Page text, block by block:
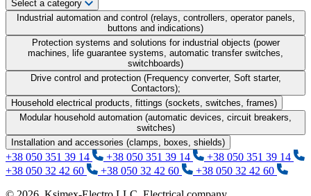
Select a category
Industrial automation and control (relays, controllers, operator panels,
buttons and indications)
Protection systems and solutions for industrial objects (power
machines, life guarantee systems, automatic transfer switches,
switchboards)
Drive control and protection (Frequency converter, Soft starter,
Contactors);
Household electrical products, fittings (sockets, switches, frames)
Modular household automation (automatic devices, circuit breakers,
switches)
Installation and accessories (clamps, boxes, shields)
+38 050 351 39 14 +38 050 351 39 14
+38 050 351 39 14
+38 050 32 42 60
+38 050 32 42 60
+38 050 32 42 60